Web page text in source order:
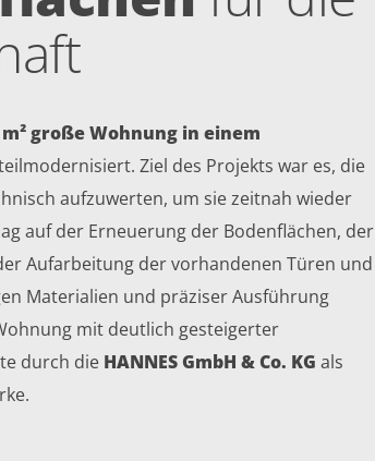
m² große Wohnung in einem
Ziel des Projekts war es, die
aufzuwerten, um sie zeitnah wieder
auf der Erneuerung der Bodenflächen, der
Aufarbeitung der vorhandenen Türen und
Materialien und präziser Ausführung
mit deutlich gesteigerter
durch die HANNES GmbH & Co. KG als